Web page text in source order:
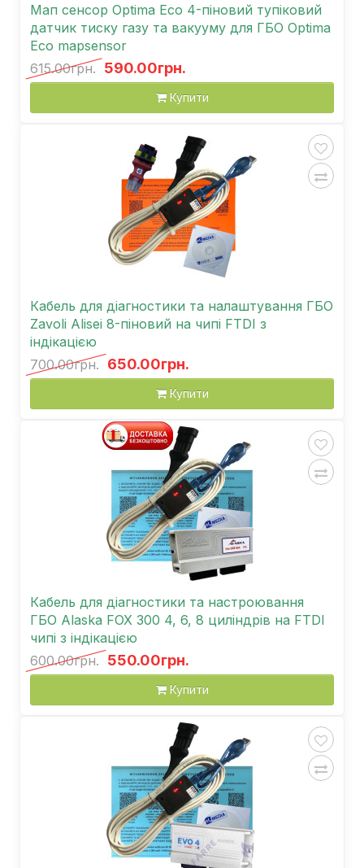
Мап сенсор Optima Eco 4-піновий тупіковий
датчик тиску газу та вакууму для ГБО Optima
Eco mapsensor
615.00грн. 590.00грн.
Купити
Кабель для діагностики та налаштування ГБО
Zavoli Alisei 8-піновий на чипі FTDI з
індікацією
700.00грн. 650.00грн.
Купити
Кабель для діагностики та настроювання
ГБО Alaska FOX 300 4, 6, 8 циліндрів на FTDI
чипі з індікацією
600.00грн. 550.00грн.
Купити